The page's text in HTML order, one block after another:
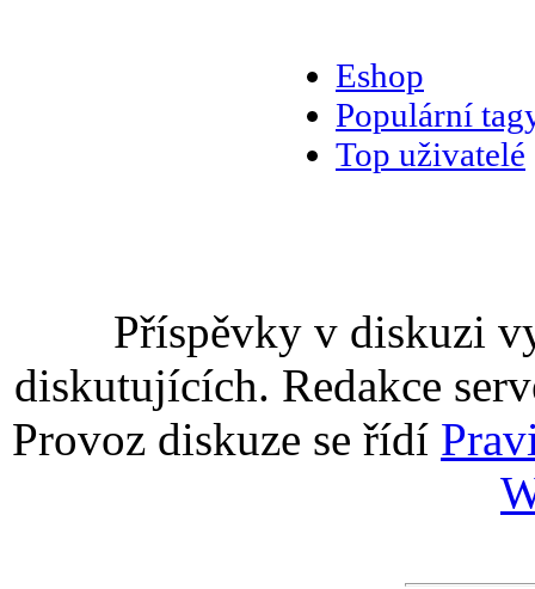
Eshop
Populární
Top uživatelé
Příspěvky v diskuzi
diskutujících. Redakce
Provoz diskuze se řídí